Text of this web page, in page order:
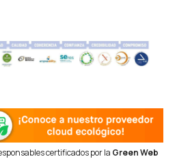
certificados por la Green Web